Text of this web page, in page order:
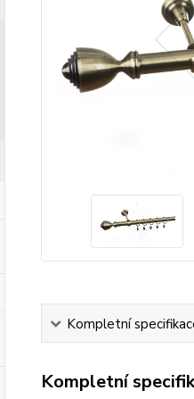
Kompletní
Kompletní